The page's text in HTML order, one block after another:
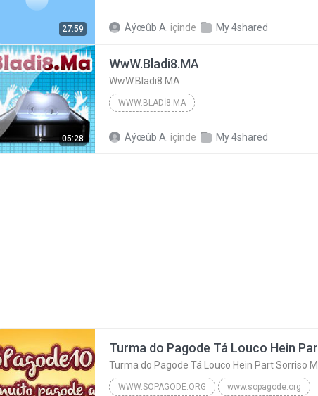
27:59 Àýœûb A. içinde My 4shared
05:28
WwW.Bladi8.MA
WwW.Bladi8.MA
WWW.BLADI8.MA
Àýœûb A. içinde My 4shared
WWW.SOPAGODE.ORG www.sopagode.org